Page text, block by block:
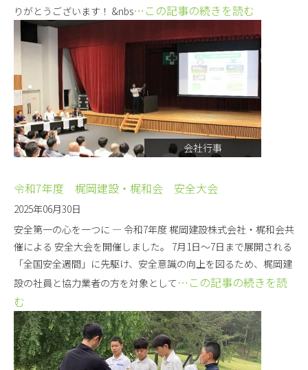
りがとうございます！ &nbs…この記事の続きを読む
会社行事
令和7年度 梶岡建設・梶和会 安全大会
2025年06月30日
安全第一の心を一つに ― 令和7年度 梶岡建設株式会社・梶和会共
催による 安全大会を開催しました。 7月1日～7日まで展開される
「全国安全週間」に先駆け、安全意識の向上を図るため、梶岡建
設の社員と協力業者の方を対象として …この記事の続きを読
む